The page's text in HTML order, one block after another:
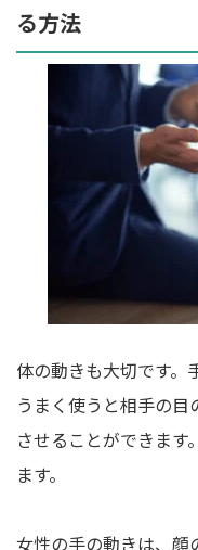
る方法
体の動きも大切です。
うまく使うと相手の
させることができます
ます。
女性の手の動きは、顔